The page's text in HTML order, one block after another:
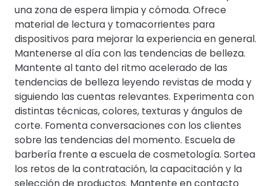
una zona de espera limpia y cómoda. Ofrece
material de lectura y tomacorrientes para
dispositivos para mejorar la experiencia en general.
Mantenerse al día con las tendencias de belleza.
Mantente al tanto del ritmo acelerado de las
tendencias de belleza leyendo revistas de moda y
siguiendo las cuentas relevantes. Experimenta con
distintas técnicas, colores, texturas y ángulos de
corte. Fomenta conversaciones con los clientes
sobre las tendencias del momento. Escuela de
barbería frente a escuela de cosmetología. Sortea
los retos de la contratación, la capacitación y la
selección de productos. Mantente en contacto